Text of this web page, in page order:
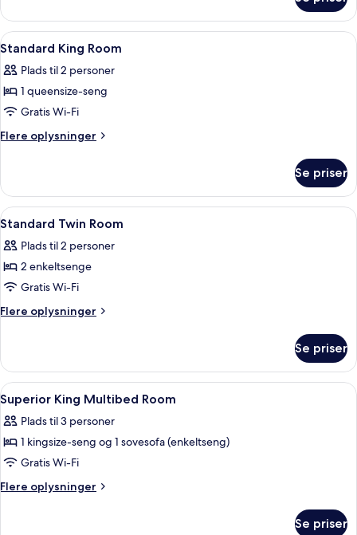
suite
Indlæs
alle
billeder
af
Standard
King
Minibar, pengeskab på værelset,
6
Standard King Room
Plads til 2 personer
1 queensize-seng
Gratis Wi-Fi
Flere oplysninger
Flere
King
Room
Se priser
Indlæs
alle
billeder
af
Standard
Twin
Minibar, pengeskab på værelset,
6
Standard Twin Room
Plads til 2 personer
2 enkeltsenge
Gratis Wi-Fi
Flere oplysninger
Flere
Twin
Room
Se priser
Indlæs
alle
billeder
af
Superior
King
Minibar, pengeskab på værelset,
5
Superior King Multibed Room
Plads til 3 personer
1 kingsize-seng og 1 sovesofa (enkeltseng)
Gratis Wi-Fi
Flere oplysninger
Flere
Se priser